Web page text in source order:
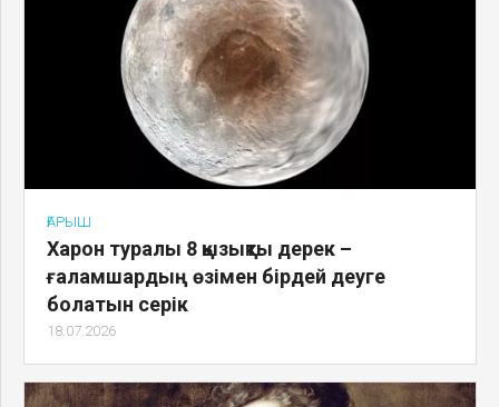
ҒАРЫШ
Харон туралы 8 қызықты дерек –
ғаламшардың өзімен бірдей деуге
болатын серік
18.07.2026